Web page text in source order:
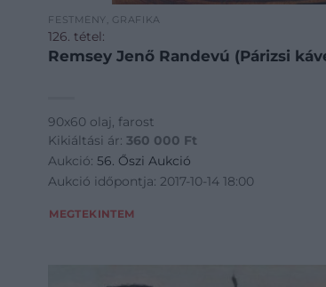
FESTMÉNY, GRAFIKA
126. tétel:
Remsey Jenő Randevú (Párizsi
90x60 olaj, farost
Kikiáltási ár:360 000 Ft
Aukció:56. Őszi Aukció
Aukció időpontja: 2017-10-14 18:00
MEGTEKINTEM